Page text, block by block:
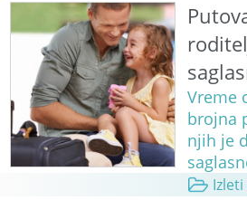
Vreme
brojna
njih je